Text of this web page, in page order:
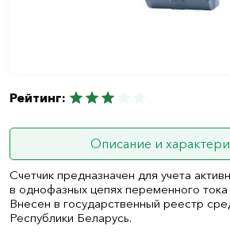
Рейтинг:
Описание и
Счетчик предназначен для учета
в однофазных цепях переменного тока
Внесен в государственный реестр
Республики Беларусь.